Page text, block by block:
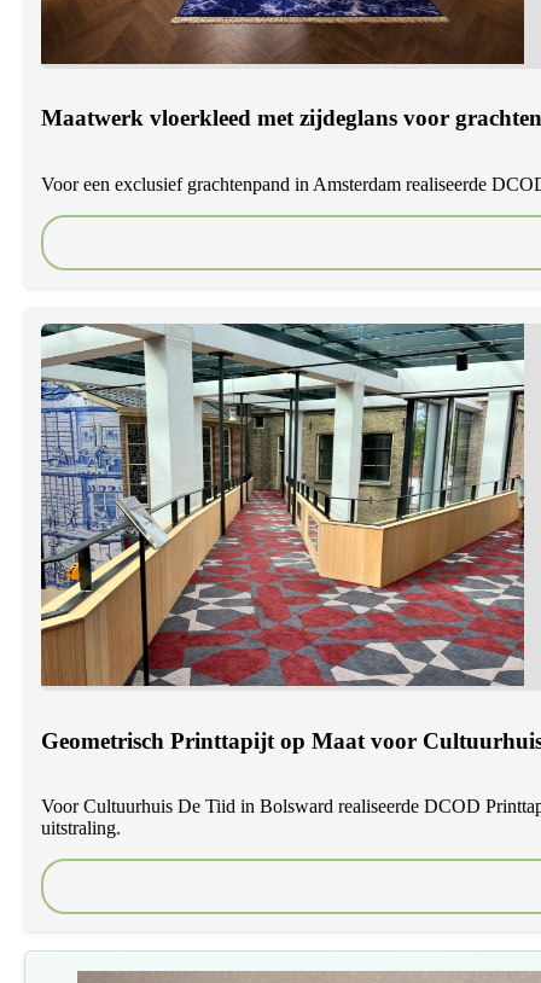
Maatwerk vloerkleed met zijdeglans voor
Voor een exclusief grachtenpand in Amsterdam realiseerde
Geometrisch Printtapijt op Maat voor
Voor Cultuurhuis De Tiid in Bolsward realiseerde DCOD
uitstraling.